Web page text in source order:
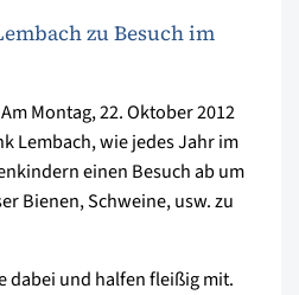
zu Besuch im
Montag, 22. Oktober 2012
Lembach, wie jedes Jahr im
einen Besuch ab um
Bienen, Schweine, usw. zu
dabei und halfen fleißig mit.